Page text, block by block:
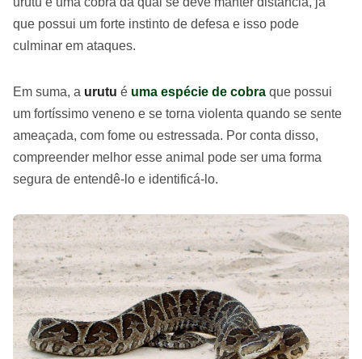
que possui um forte instinto de defesa e isso pode
culminar em ataques.
Em suma, a urutu é uma espécie de cobra que possui
um fortíssimo veneno e se torna violenta quando se sente
ameaçada, com fome ou estressada. Por conta disso,
compreender melhor esse animal pode ser uma forma
segura de entendê-lo e identificá-lo.